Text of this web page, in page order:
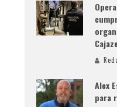
Alex
para